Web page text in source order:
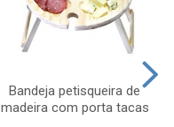
Bandeja petisqueira de
madeira com porta tacas